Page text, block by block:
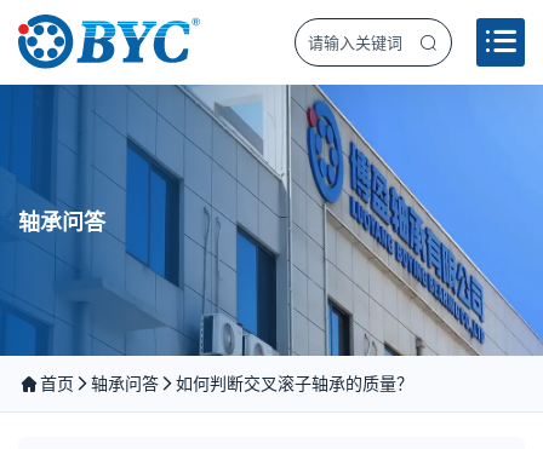
轴承问答
首页 轴承问答 如何判断交叉滚子轴承的质量？